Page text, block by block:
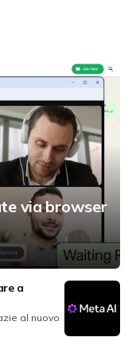
via browser
a
al nuovo